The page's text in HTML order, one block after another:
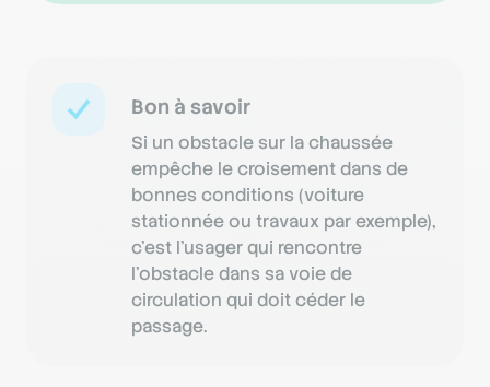
Bon à savoir
Si un obstacle sur la chaussée
empêche le croisement dans de
bonnes conditions (voiture
stationnée ou travaux par exemple),
c’est l’usager qui rencontre
l’obstacle dans sa voie de
circulation qui doit céder le
passage.